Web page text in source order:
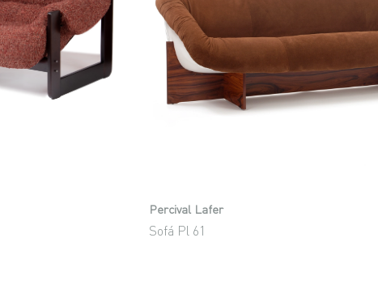
Percival Lafer
Sofá Pl 61